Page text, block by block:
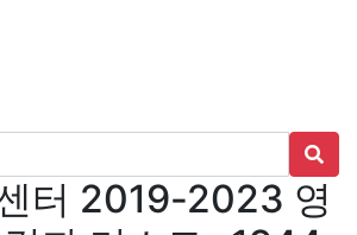
터 2019-2023 영